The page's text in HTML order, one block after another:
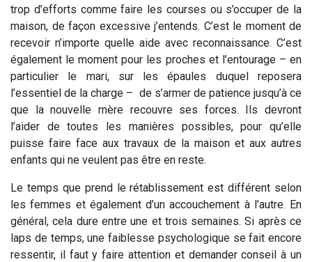
trop d’efforts comme faire les courses ou s’occuper de la
maison, de façon excessive j’entends. C’est le moment de
recevoir n’importe quelle aide avec reconnaissance. C’est
également le moment pour les proches et l’entourage – en
particulier le mari, sur les épaules duquel reposera
l’essentiel de la charge – de s’armer de patience jusqu’à ce
que la nouvelle mère recouvre ses forces. Ils devront
l’aider de toutes les manières possibles, pour qu’elle
puisse faire face aux travaux de la maison et aux autres
enfants qui ne veulent pas être en reste.
Le temps que prend le rétablissement est différent selon
les femmes et également d’un accouchement à l’autre. En
général, cela dure entre une et trois semaines. Si après ce
laps de temps, une faiblesse psychologique se fait encore
ressentir, il faut y faire attention et demander conseil à un